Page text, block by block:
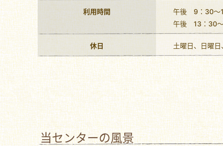
利用時間
午後 9：30～
午後 13：30
休日 土曜日、日曜
当センターの風景